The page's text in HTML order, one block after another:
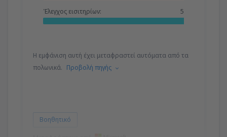
Έλεγχος εισιτηρίων: 5
Η εμφάνιση αυτή έχει μεταφραστεί αυτόματα από τα
πολωνικά. Προβολή πηγής
Βοηθητικό